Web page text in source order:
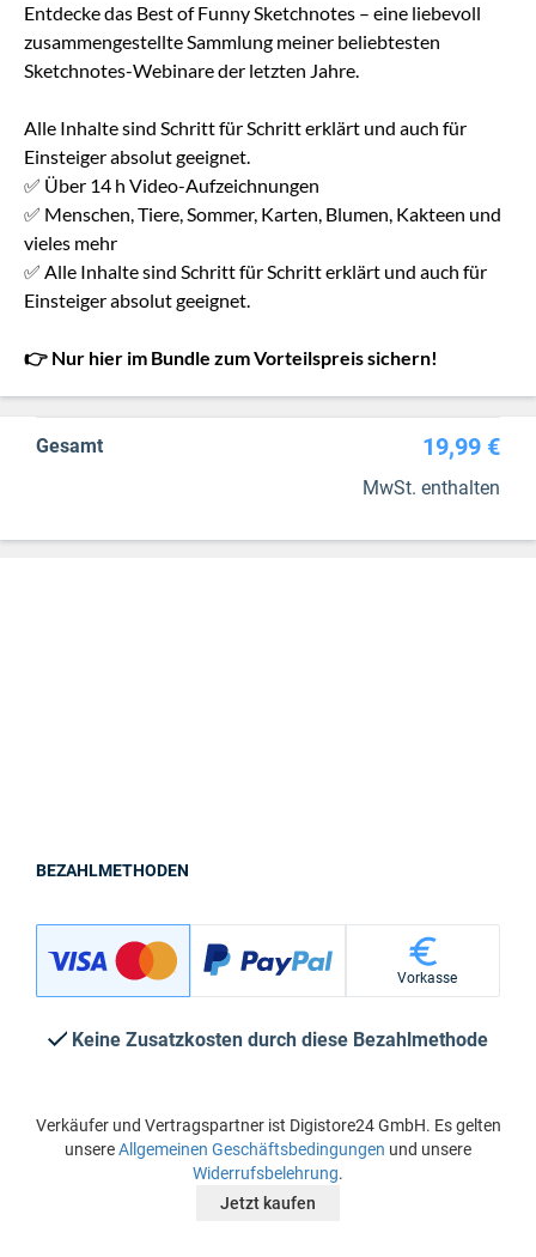
Entdecke das Best of Funny Sketchnotes – eine liebevoll
zusammengestellte Sammlung meiner beliebtesten
Sketchnotes-Webinare der letzten Jahre.
Alle Inhalte sind Schritt für Schritt erklärt und auch für
Einsteiger absolut geeignet.
✅ Über 14 h Video-Aufzeichnungen
✅ Menschen, Tiere, Sommer, Karten, Blumen, Kakteen und
vieles mehr
✅ Alle Inhalte sind Schritt für Schritt erklärt und auch für
Einsteiger absolut geeignet.
👉 Nur hier im Bundle zum Vorteilspreis sichern!
Gesamt 19,99 €
MwSt. enthalten
BEZAHLMETHODEN
Vorkasse
Keine Zusatzkosten durch diese Bezahlmethode
Verkäufer und Vertragspartner ist Digistore24 GmbH. Es gelten
unsereAllgemeinen Geschäftsbedingungen und unsere
Widerrufsbelehrung.
Jetzt kaufen